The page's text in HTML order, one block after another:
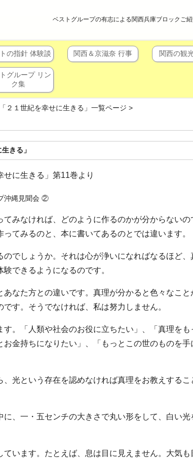
ベストグループの有志による関西兵庫ブロックご
の指針 体験談 関西＆京滋奈 行事 関西の観
グループ リン
ク集
２１世紀を幸せに生きる」一覧ページ >
きる」
に生きる」第11巻より
沖縄見聞会 ②
みなければ、どのように作るのかが分からないの
てみるのと、本に書いてあるのとでは違います。
でしょうか。それは心が浄いになればなるほど、
できるようになるのです。
なた方との違いです。真理が分かると色々なこと
す。そうでなければ、私は努力しません。
。「人類や社会のお役に立ちたい」、「真理をも
金持ちになりたい」、「もっとこの世のものを手
光という存在を認めなければ真理をお教えするこ
、一・五センチの大きさで丸い形をして、白い光
います。たとえば、息は目に見えません。大気も